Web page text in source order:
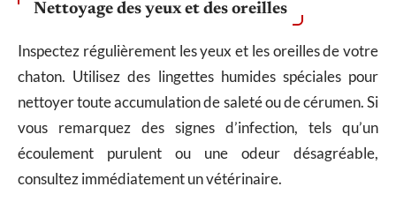
Nettoyage des yeux et des oreilles
Inspectez régulièrement les yeux et les oreilles de votre
chaton. Utilisez des lingettes humides spéciales pour
nettoyer toute accumulation de saleté ou de cérumen. Si
vous remarquez des signes d’infection, tels qu’un
écoulement purulent ou une odeur désagréable,
consultez immédiatement un vétérinaire.